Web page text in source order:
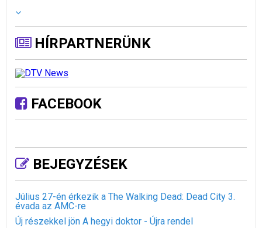
HÍRPARTNERÜNK
FACEBOOK
BEJEGYZÉSEK
Július 27-én érkezik a The Walking Dead: Dead City 3.
évada az AMC-re
Új részekkel jön A hegyi doktor - Újra rendel